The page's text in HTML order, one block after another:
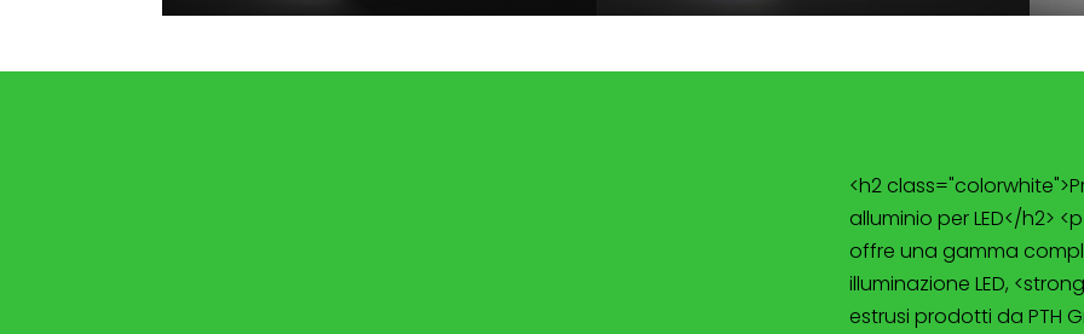
<h2
alluminio per LED</h2>
offre una gamma
illuminazione LED,
estrusi prodotti da PTH